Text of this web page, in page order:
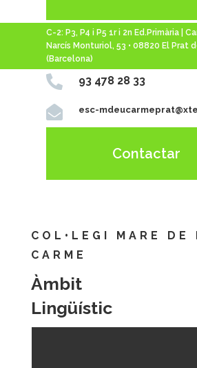
C-2: P3, P4 i P5 1r i 2n Ed.Primària |
Narcís Monturiol, 53 • 08820 El Prat
(Barcelona)
 93 478 28 33
 esc-
Contactar
COL•LEGI MARE DE
CARME
Àmbit
Lingüístic